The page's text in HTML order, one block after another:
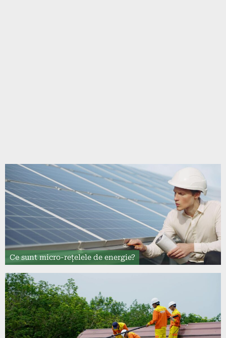
Ce sunt micro-rețelele de energie?